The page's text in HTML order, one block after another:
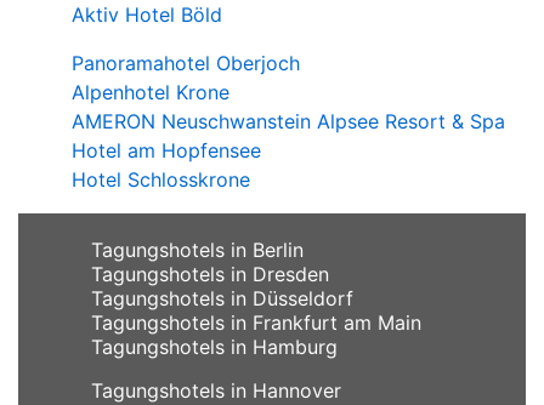
Aktiv Hotel Böld
Panoramahotel Oberjoch
Alpenhotel Krone
AMERON Neuschwanstein Alpsee Resort & Spa
Hotel am Hopfensee
Hotel Schlosskrone
Tagungshotels in Berlin
Tagungshotels in Dresden
Tagungshotels in Düsseldorf
Tagungshotels in Frankfurt am Main
Tagungshotels in Hamburg
Tagungshotels in Hannover